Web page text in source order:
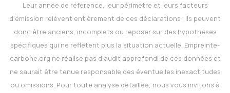
Leur année de référence, leur périmètre et leurs facteurs
d’émission relèvent entièrement de ces déclarations ; ils peuvent
donc être anciens, incomplets ou reposer sur des hypothèses
spécifiques qui ne reflètent plus la situation actuelle. Empreinte-
carbone.org ne réalise pas d’audit approfondi de ces données et
ne saurait être tenue responsable des éventuelles inexactitudes
ou omissions. Pour toute analyse détaillée, nous vous invitons à